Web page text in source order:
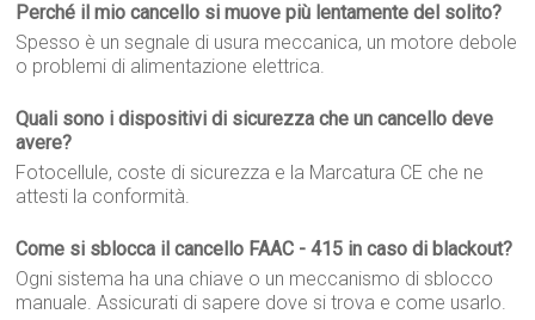
Perché il mio cancello si muove più lentamente del solito?
Spesso è un segnale di usura meccanica, un motore debole
o problemi di alimentazione elettrica.
Quali sono i dispositivi di sicurezza che un cancello deve
avere?
Fotocellule, coste di sicurezza e la Marcatura CE che ne
attesti la conformità.
Come si sblocca il cancello FAAC - 415 in caso di blackout?
Ogni sistema ha una chiave o un meccanismo di sblocco
manuale. Assicurati di sapere dove si trova e come usarlo.